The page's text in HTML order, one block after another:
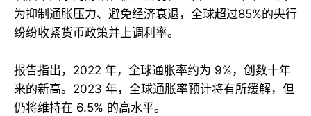
为抑制通胀压力、避免经济衰退，全球超过85%的央行
纷纷收紧货币政策并上调利率。
报告指出，2022 年，全球通胀率约为 9%，创数十年
来的新高。2023 年，全球通胀率预计将有所缓解，但
仍将维持在 6.5% 的高水平。